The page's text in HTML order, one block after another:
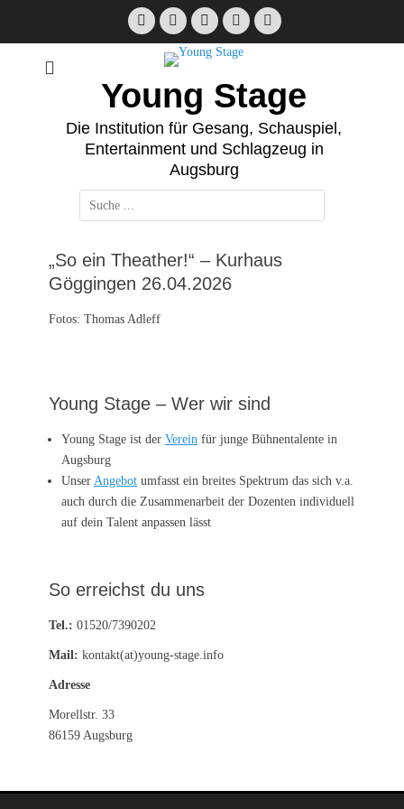
Facebook
E-
Mail
InstagramTelefon Verknüpfung
Young Stage
Die Institution für Gesang, Schauspiel,
Entertainment und Schlagzeug in
Augsburg
Suchen
nach:
„So ein Theather!“ – Kurhaus
Göggingen 26.04.2026
Fotos: Thomas Adleff
Young Stage – Wer wir sind
Young Stage ist der Verein für junge Bühnentalente in
Augsburg
Unser Angebot umfasst ein breites Spektrum das sich v.a.
auch durch die Zusammenarbeit der Dozenten individuell
auf dein Talent anpassen lässt
So erreichst du uns
Tel.: 01520/7390202
Mail: kontakt(at)young-stage.info
Adresse
Morellstr. 33
86159 Augsburg